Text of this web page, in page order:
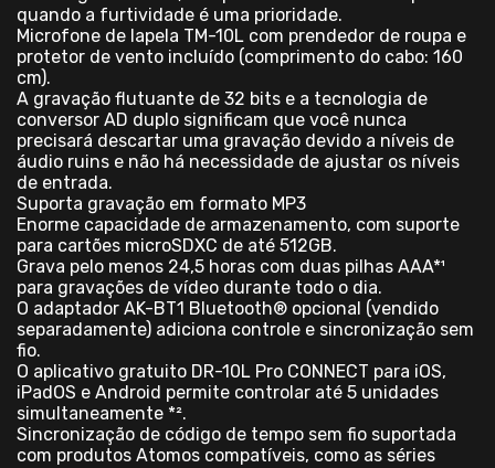
quando a furtividade é uma prioridade.
Microfone de lapela TM-10L com prendedor de roupa e
protetor de vento incluído (comprimento do cabo: 160
cm).
A gravação flutuante de 32 bits e a tecnologia de
conversor AD duplo significam que você nunca
precisará descartar uma gravação devido a níveis de
áudio ruins e não há necessidade de ajustar os níveis
de entrada.
Suporta gravação em formato MP3
Enorme capacidade de armazenamento, com suporte
para cartões microSDXC de até 512GB.
Grava pelo menos 24,5 horas com duas pilhas AAA*¹
para gravações de vídeo durante todo o dia.
O adaptador AK-BT1 Bluetooth® opcional (vendido
separadamente) adiciona controle e sincronização sem
fio.
O aplicativo gratuito DR-10L Pro CONNECT para iOS,
iPadOS e Android permite controlar até 5 unidades
simultaneamente *².
Sincronização de código de tempo sem fio suportada
com produtos Atomos compatíveis, como as séries